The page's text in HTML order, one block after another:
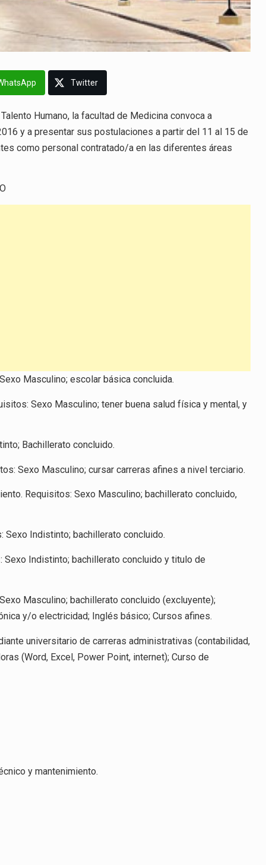
Twitter
Humano, la facultad de Medicina convoca a
y a presentar sus postulaciones a partir del 11 al 15 de
como personal contratado/a en las diferentes áreas
Masculino; escolar básica concluida.
Sexo Masculino; tener buena salud física y mental, y
Bachillerato concluido.
Sexo Masculino; cursar carreras afines a nivel terciario.
Requisitos: Sexo Masculino; bachillerato concluido,
Sexo Indistinto; bachillerato concluido.
Indistinto; bachillerato concluido y titulo de
Masculino; bachillerato concluido (excluyente);
y/o electricidad; Inglés básico; Cursos afines.
universitario de carreras administrativas (contabilidad,
(Word, Excel, Power Point, internet); Curso de
y mantenimiento.